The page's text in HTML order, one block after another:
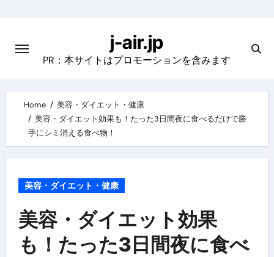
content
j-air.jp
PR：本サイトはプロモーションを含みます
Home
美容・ダイエット・健康
美容・ダイエット効果も！たった3日間夜に食べるだけで勝
手にシミ消える食べ物！
美容・ダイエット・健康
美容・ダイエット効果
も！たった3日間夜に食べ